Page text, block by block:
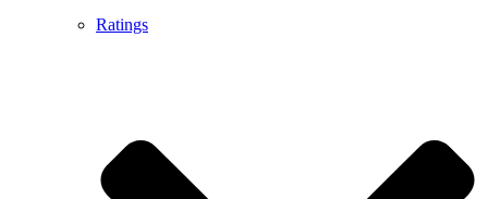
Ratings